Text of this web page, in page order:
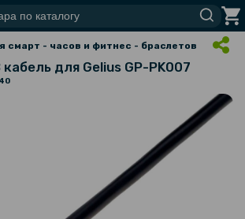
смарт - часов и фитнес - браслетов
для Gelius GP-PK007